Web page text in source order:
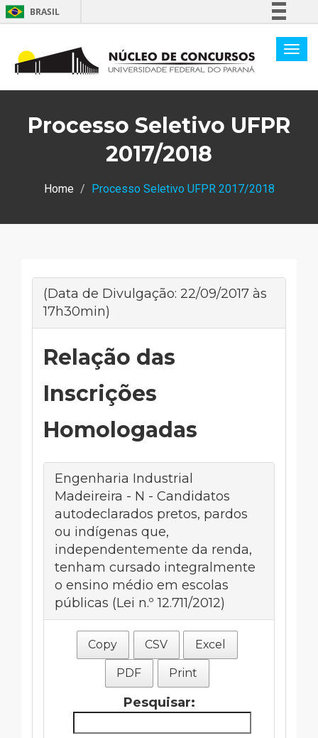
BRASIL
Comunica BR
Legislação
Processo Seletivo UFPR
2017/2018
Home Processo Seletivo UFPR 2017/2018
(Data de Divulgação: 22/09/2017 às
17h30min)
Relação das
Inscrições
Homologadas
Engenharia Industrial
Madeireira - N - Candidatos
autodeclarados pretos, pardos
ou indígenas que,
independentemente da renda,
tenham cursado integralmente
o ensino médio em escolas
públicas (Lei n.º 12.711/2012)
Copy CSV Excel
PDF Print
Pesquisar: